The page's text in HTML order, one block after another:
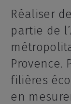
Réaliser
partie de
Provence.
filières
en